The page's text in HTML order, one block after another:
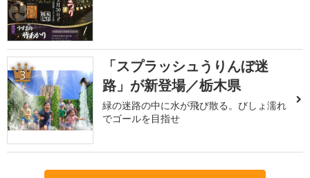
3
「スプラッシュうりんぼ迷
路」が新登場／栃木県
緑の迷路の中に水が飛び散る。びしょ濡れ
でゴールを目指せ